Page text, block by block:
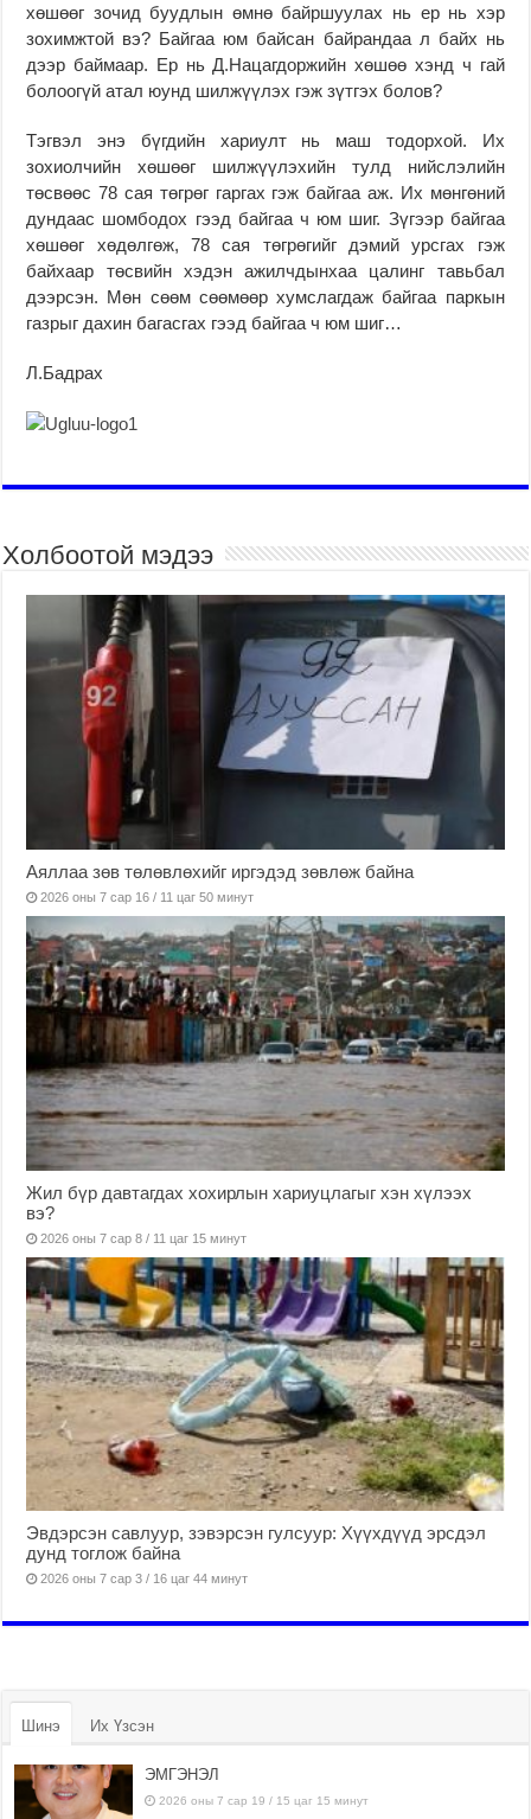
хөшөөг зочид буудлын өмнө байршуулах нь ер нь хэр
зохимжтой вэ? Байгаа юм байсан байрандаа л байх нь
дээр баймаар. Ер нь Д.Нацагдоржийн хөшөө хэнд ч гай
болоогүй атал юунд шилжүүлэх гэж зүтгэх болов?
Тэгвэл энэ бүгдийн хариулт нь маш тодорхой. Их
зохиолчийн хөшөөг шилжүүлэхийн тулд нийслэлийн
төсвөөс 78 сая төгрөг гаргах гэж байгаа аж. Их мөнгөний
дундаас шомбодох гээд байгаа ч юм шиг. Зүгээр байгаа
хөшөөг хөдөлгөж, 78 сая төгрөгийг дэмий урсгах гэж
байхаар төсвийн хэдэн ажилчдынхаа цалинг тавьбал
дээрсэн. Мөн сөөм сөөмөөр хумслагдаж байгаа паркын
газрыг дахин багасгах гээд байгаа ч юм шиг…
Л.Бадрах
Холбоотой мэдээ
Аяллаа зөв төлөвлөхийг иргэдэд зөвлөж байна
2026 оны 7 сар 16 / 11 цаг 50 минут
Жил бүр давтагдах хохирлын хариуцлагыг хэн хүлээх
вэ?
2026 оны 7 сар 8 / 11 цаг 15 минут
Эвдэрсэн савлуур, зэвэрсэн гулсуур: Хүүхдүүд эрсдэл
дунд тоглож байна
2026 оны 7 сар 3 / 16 цаг 44 минут
Шинэ Их Үзсэн
ЭМГЭНЭЛ
2026 оны 7 сар 19 / 15 цаг 15 минут